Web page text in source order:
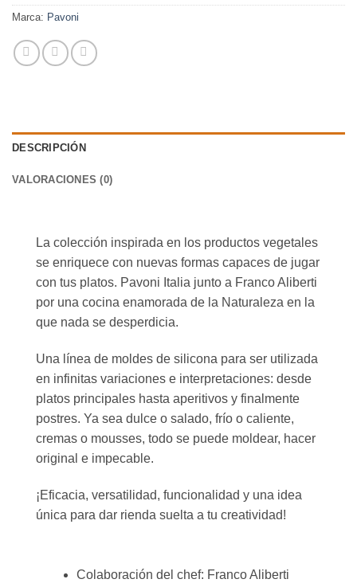
Marca: Pavoni
DESCRIPCIÓN
VALORACIONES (0)
La colección inspirada en los productos vegetales
se enriquece con nuevas formas capaces de jugar
con tus platos. Pavoni Italia junto a Franco Aliberti
por una cocina enamorada de la Naturaleza en la
que nada se desperdicia.
Una línea de moldes de silicona para ser utilizada
en infinitas variaciones e interpretaciones: desde
platos principales hasta aperitivos y finalmente
postres. Ya sea dulce o salado, frío o caliente,
cremas o mousses, todo se puede moldear, hacer
original e impecable.
¡Eficacia, versatilidad, funcionalidad y una idea
única para dar rienda suelta a tu creatividad!
Colaboración del chef: Franco Aliberti